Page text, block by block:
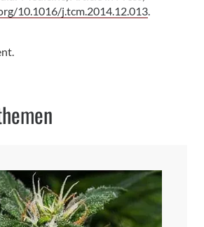
10.1016/j.tcm.2014.12.013